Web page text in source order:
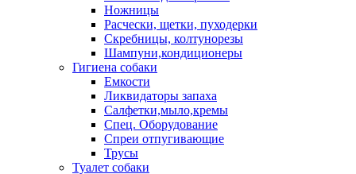
Ножницы
Расчески, щетки, пуходерки
Скребницы, колтунорезы
Шампуни,кондиционеры
Гигиена собаки
Емкости
Ликвидаторы запаха
Салфетки,мыло,кремы
Спец. Оборудование
Спреи отпугивающие
Трусы
Туалет собаки